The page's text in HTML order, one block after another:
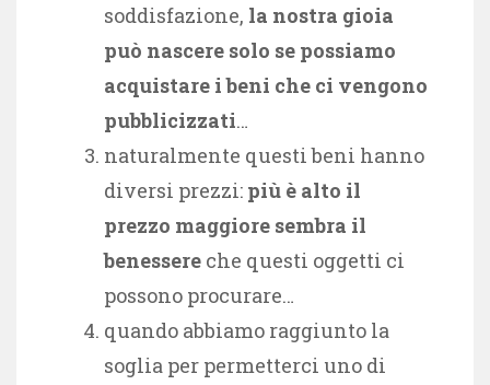
soddisfazione, la nostra gioia
può nascere solo se possiamo
acquistare i beni che ci vengono
pubblicizzati…
naturalmente questi beni hanno
diversi prezzi: più è alto il
prezzo maggiore sembra il
benessere che questi oggetti ci
possono procurare…
quando abbiamo raggiunto la
soglia per permetterci uno di